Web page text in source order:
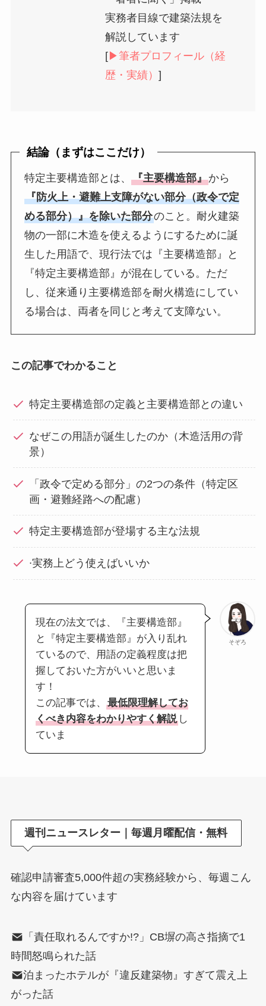
実務者目線で建築法規を
解説しています
[▶︎筆者プロフィール（経
歴・実績） ]
結論（まずはここだけ）
特定主要構造部とは、『主要構造部』から
『防火上・避難上支障がない部分（政令で定
める部分）』を除いた部分のこと。耐火建築
物の一部に木造を使えるようにするために誕
生した用語で、現行法では『主要構造部』と
『特定主要構造部』が混在している。ただ
し、従来通り主要構造部を耐火構造にしてい
る場合は、両者を同じと考えて支障ない。
この記事でわかること
特定主要構造部の定義と主要構造部との違い
なぜこの用語が誕生したのか（木造活用の背
景）
「政令で定める部分」の2つの条件（特定区
画・避難経路への配慮）
特定主要構造部が登場する主な法規
∙実務上どう使えばいいか
そぞろ
現在の法文では、『主要構造部』
と『特定主要構造部』が入り乱れ
ているので、用語の定義程度は把
握しておいた方がいいと思いま
す！
この記事では、
最低限理解してお
くべき内容をわかりやすく解説し
ていま
週刊ニュースレター｜毎週月曜配信・無料
確認申請審査5,000件超の実務経験から、毎週こん
な内容を届けています
「責任取れるんですか!?」CB塀の高さ指摘で1
時間怒鳴られた話
泊まったホテルが『違反建築物』すぎて震え上
がった話